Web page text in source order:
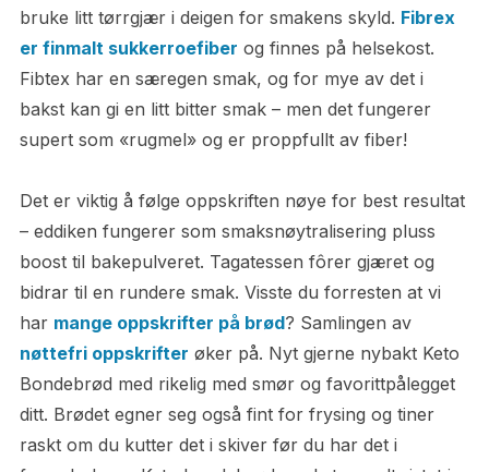
bruke litt tørrgjær i deigen for smakens skyld. Fibrex
er finmalt sukkerroefiber og finnes på helsekost.
Fibtex har en særegen smak, og for mye av det i
bakst kan gi en litt bitter smak – men det fungerer
supert som «rugmel» og er proppfullt av fiber!
Det er viktig å følge oppskriften nøye for best resultat
– eddiken fungerer som smaksnøytralisering pluss
boost til bakepulveret. Tagatessen fôrer gjæret og
bidrar til en rundere smak. Visste du forresten at vi
har mange oppskrifter på brød? Samlingen av
nøttefri oppskrifter øker på. Nyt gjerne nybakt Keto
Bondebrød med rikelig med smør og favorittpålegget
ditt. Brødet egner seg også fint for frysing og tiner
raskt om du kutter det i skiver før du har det i